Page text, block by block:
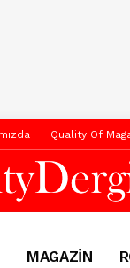
Quality Of
MAGAZİN